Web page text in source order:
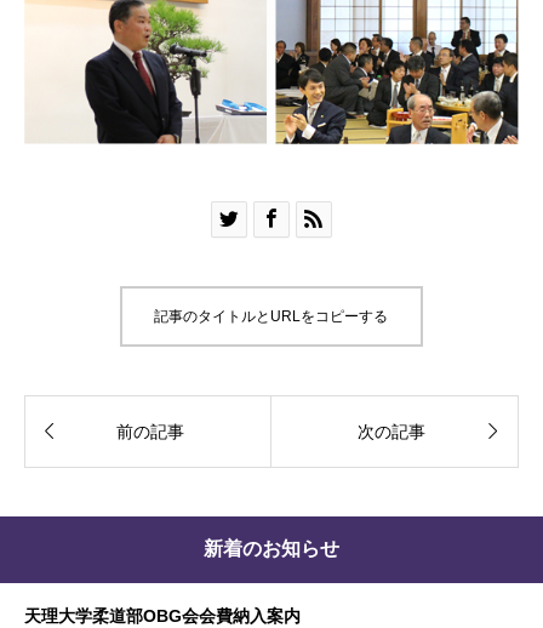
  
記事のタイトルとURLをコピーする
 前の記事 次の記事 
新着のお知らせ
天理大学柔道部OBG会会費納入案内